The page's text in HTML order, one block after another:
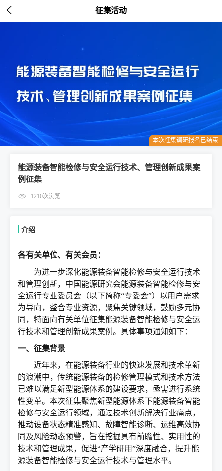
 征集活动
本次征集调研报名已结束
能源装备智能检修与安全运行技术、管理创新成果案
例征集
1210次浏览
介绍
各有关单位、有关会员：
为进一步深化能源装备智能检修与安全运行技术
和管理创新，中国能源研究会能源装备智能检修与安
全运行专业委员会（以下简称“专委会”）以用户需求
为导向，整合专业资源，聚焦关键领域，鼓励多元协
同，特面向有关单位征集能源装备智能检修与安全运
行技术和管理创新成果案例。具体事项通知如下：
一、征集背景
近年来，在能源装备行业的快速发展和技术革新
的浪潮中，传统能源装备的检修管理模式和技术方法
已难以满足新型能源体系的建设要求，亟需进行系统
性变革。本次征集聚焦新型能源体系下能源装备智能
检修与安全运行领域，通过技术创新解决行业痛点，
推动设备状态精准感知、故障智能诊断、运维高效协
同及风险动态预警，旨在挖掘具有前瞻性、实用性的
技术和管理成果，促进“产学研用”深度融合，提升能
源装备智能检修与安全运行技术与管理水平。